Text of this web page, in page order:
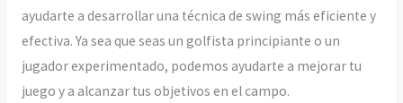
ayudarte a desarrollar una técnica de swing más eficiente y
efectiva. Ya sea que seas un golfista principiante o un
jugador experimentado, podemos ayudarte a mejorar tu
juego y a alcanzar tus objetivos en el campo.